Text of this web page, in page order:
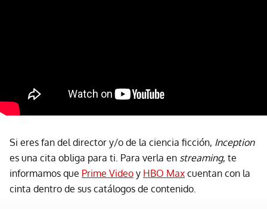
Si eres fan del director y/o de la ciencia ficción, Inception
es una cita obliga para ti. Para verla en streaming, te
informamos que Prime Video y HBO Max cuentan con la
cinta dentro de sus catálogos de contenido.